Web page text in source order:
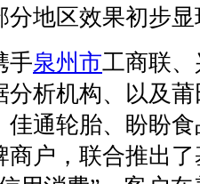
分地区效果初步
泉州市工商联
分析机构、以及
佳通轮胎、盼盼
商户，联合推出